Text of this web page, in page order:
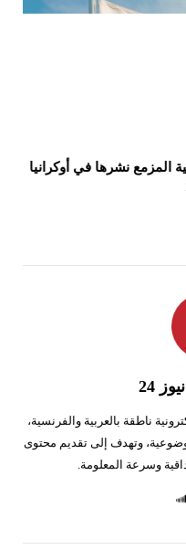
المزمع نشرها في أوكرانيا
24
ناطقة بالعربية والفرنسية،
وتهدف إلى تقديم محتوى
وسرعة المعلومة.